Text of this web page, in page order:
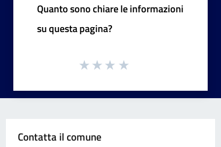
Quanto sono chiare le informazioni
su questa pagina?
Contatta il comune